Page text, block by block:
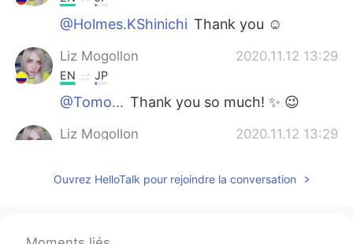
@Holmes.KShinichi Thank you ☺️
Liz Mogollon 2020.11.12 13:29
EN JP
@Tomo... Thank you so much! ✨ 😉
Liz Mogollon 2020.11.12 13:29
@AyakaThank you 🤗 ✨
Ouvrez HelloTalk pour rejoindre la conversation